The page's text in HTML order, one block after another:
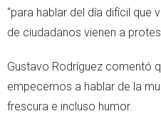
“para hablar del día difícil que
de ciudadanos vienen a
Gustavo Rodríguez comentó
empecemos a hablar de la
frescura e incluso humor.